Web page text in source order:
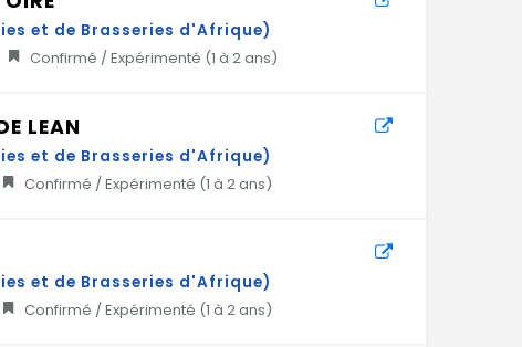
et de Brasseries d'Afrique)
Confirmé / Expérimenté (1 à 2 ans)
LEAN
et de Brasseries d'Afrique)
Confirmé / Expérimenté (1 à 2 ans)
et de Brasseries d'Afrique)
Confirmé / Expérimenté (1 à 2 ans)